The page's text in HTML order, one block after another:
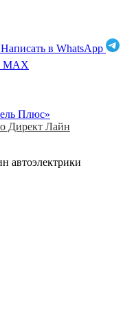
Написать в WhatsApp
MAX
Плюс»
Директ Лайн
автоэлектрики